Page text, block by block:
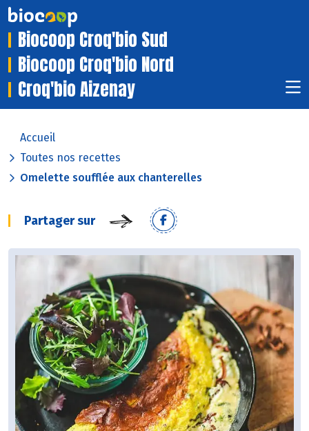
Biocoop Croq'bio Sud
Biocoop Croq'bio Nord
Croq'bio Aizenay
Accueil
Toutes nos recettes
Omelette soufflée aux chanterelles
Partager sur